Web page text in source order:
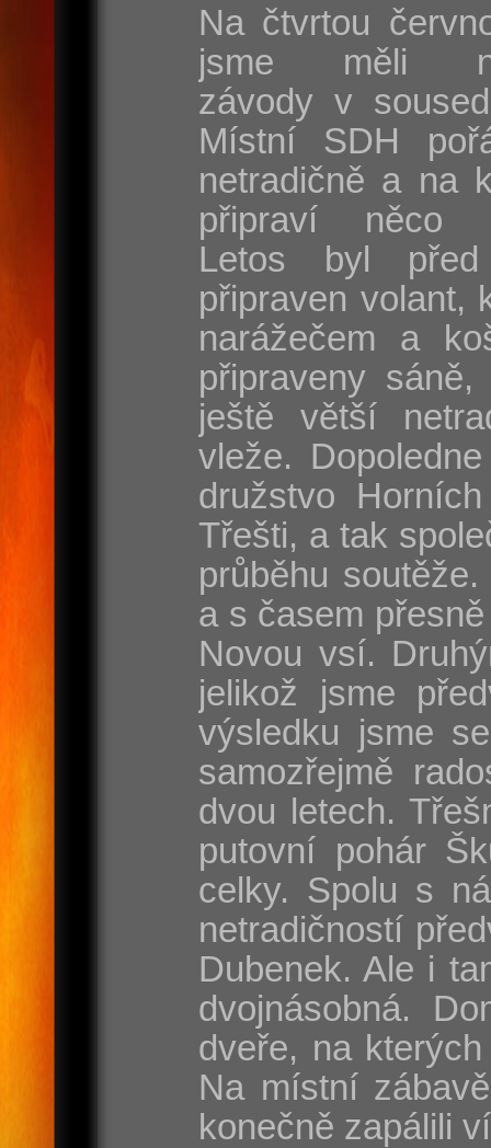
Na čtvrtou
jsme měli
závody v
Místní SDH
netradičně a na
připraví něco
Letos byl před
připraven volant,
narážečem a
připraveny
ještě větší
vleže.
družstvo
Třešti, a tak
průběhu
a s časem
Novou vsí.
jelikož jsme
výsledku jsme
samozřejmě
dvou letech.
putovní pohár
celky. Spolu s
netradičností
Dubenek. Ale i
dvojnásobná.
dveře, na
Na místní
konečně zapálili